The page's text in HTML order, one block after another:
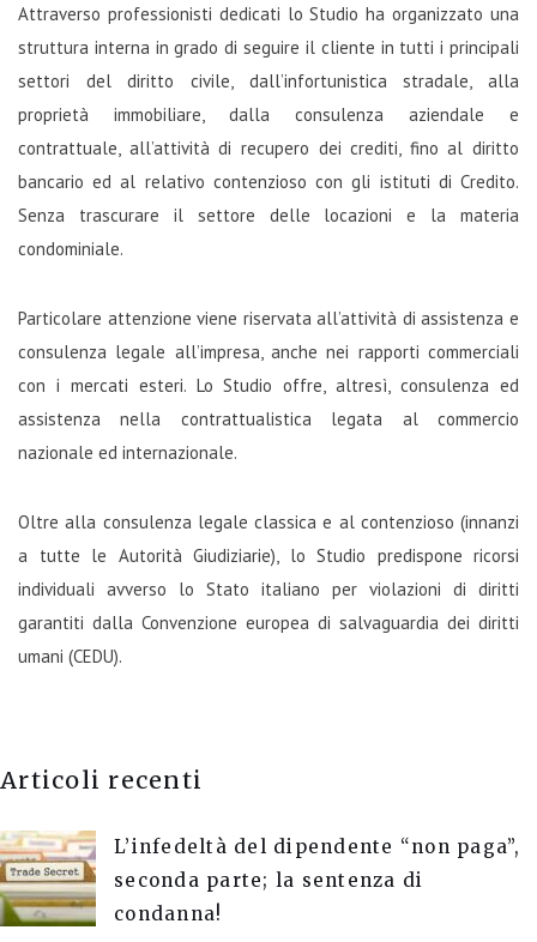
Attraverso professionisti dedicati lo Studio ha organizzato una
struttura interna in grado di seguire il cliente in tutti i principali
settori del diritto civile, dall’infortunistica stradale, alla
proprietà immobiliare, dalla consulenza aziendale e
contrattuale, all’attività di recupero dei crediti, fino al diritto
bancario ed al relativo contenzioso con gli istituti di Credito.
Senza trascurare il settore delle locazioni e la materia
condominiale.
Particolare attenzione viene riservata all’attività di assistenza e
consulenza legale all’impresa, anche nei rapporti commerciali
con i mercati esteri. Lo Studio offre, altresì, consulenza ed
assistenza nella contrattualistica legata al commercio
nazionale ed internazionale.
Oltre alla consulenza legale classica e al contenzioso (innanzi
a tutte le Autorità Giudiziarie), lo Studio predispone ricorsi
individuali avverso lo Stato italiano per violazioni di diritti
garantiti dalla Convenzione europea di salvaguardia dei diritti
umani (CEDU).
Articoli recenti
L’infedeltà del dipendente “non paga”,
seconda parte; la sentenza di
condanna!